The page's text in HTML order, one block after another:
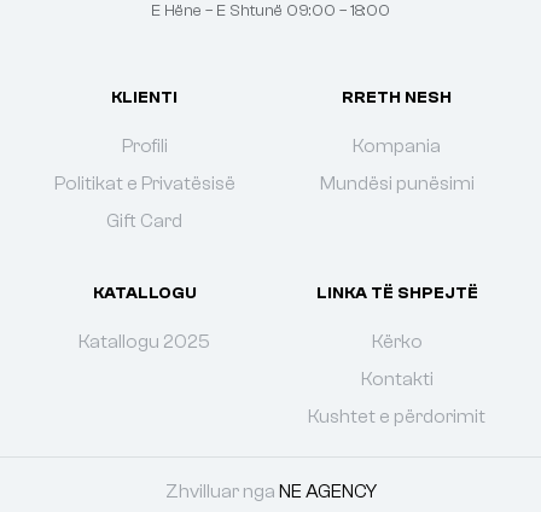
E Hëne – E Shtunë 09:00 – 18:00
KLIENTI
Profili
Politikat e Privatësisë
Gift Card
RRETH NESH
Kompania
Mundësi punësimi
KATALLOGU
Katallogu 2025
LINKA TË SHPEJTË
Kërko
Kontakti
Kushtet e përdorimit
Zhvilluar nga NE AGENCY